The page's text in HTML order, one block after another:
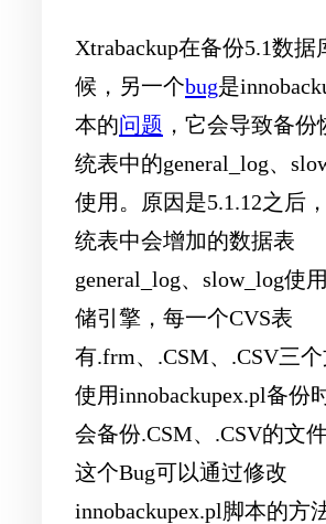
Xtrabackup在备份5.1数据
候，另一个bug是
本的问题 ，它会导致备份
统表中的general_log、
使用。原因是5.1.12之后
统表中会增加的数据表
general_log、slow_log使
储引擎，每一个CVS表
有.frm、.CSM、.CSV三
使用innobackupex.pl备份
会备份.CSM、.CSV的文
这个Bug可以通过修改
innobackupex.pl脚本的方